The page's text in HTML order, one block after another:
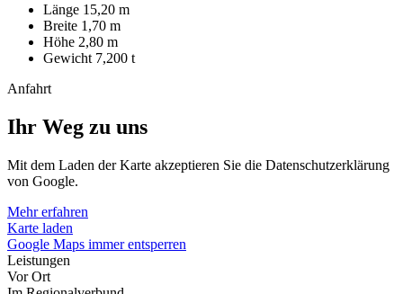
Länge 15,20 m
Breite 1,70 m
Höhe 2,80 m
Gewicht 7,200 t
Anfahrt
Ihr Weg zu uns
Mit dem Laden der Karte akzeptieren Sie die Datenschutzerklärung
von Google.
Mehr erfahren
Karte laden
Google Maps immer entsperren
Leistungen
Vor Ort